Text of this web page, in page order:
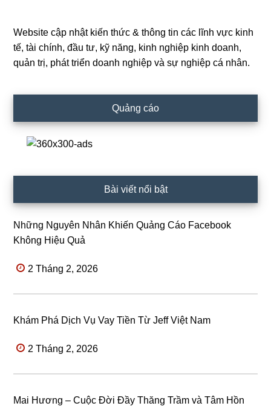
Primary
Sidebar
Website cập nhật kiến thức & thông tin các lĩnh vực kinh
tế, tài chính, đầu tư, kỹ năng, kinh nghiệp kinh doanh,
quản trị, phát triển doanh nghiệp và sự nghiệp cá nhân.
Quảng cáo
Bài viết nổi bật
Những Nguyên Nhân Khiến Quảng Cáo Facebook
Không Hiệu Quả
2 Tháng 2, 2026
Khám Phá Dịch Vụ Vay Tiền Từ Jeff Việt Nam
2 Tháng 2, 2026
Mai Hương – Cuộc Đời Đầy Thăng Trầm và Tâm Hồn